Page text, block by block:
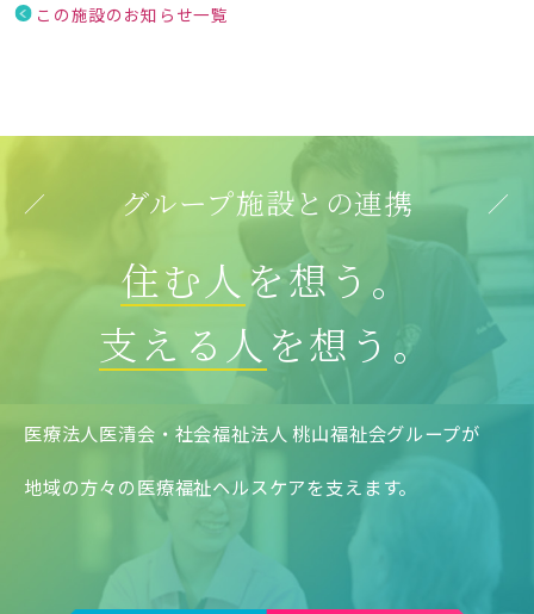
この施設のお知らせ一覧
グループ施設との連携
住む人を想う。
支える人 を想う。
医療法人医清会・社会福祉法人 桃山福祉会グループが
地域の方々の医療福祉ヘルスケアを支えます。